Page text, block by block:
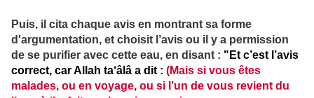
Puis, il cita chaque avis en montrant sa forme
d'argumentation, et choisit l’avis ou il y a permission
de se purifier avec cette eau, en disant : "Et c’est l’avis
correct, car Allah ta‘âlâ a dit : (Mais si vous êtes
malades, ou en voyage, ou si l’un de vous revient du